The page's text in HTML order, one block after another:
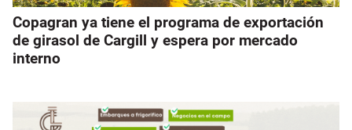
Copagran ya tiene el programa de exportación
de girasol de Cargill y espera por mercado
interno